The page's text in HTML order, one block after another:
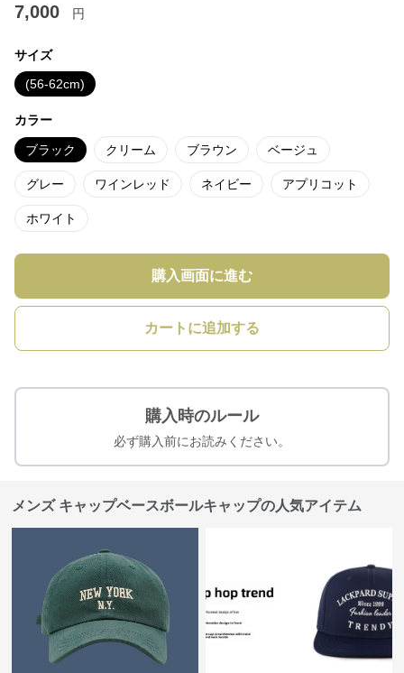
7,000 円
サイズ
(56-62cm)
カラー
ブラック クリーム ブラウン ベージュ
グレー ワインレッド ネイビー アプリコット
ホワイト
購入画面に進む
カートに追加する
購入時のルール
必ず購入前にお読みください。
メンズ キャップベースボールキャップの人気アイテム